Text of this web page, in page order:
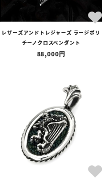
レザーズアンドトレジャーズ ラージポリ
チーノクロスペンダント
88,000